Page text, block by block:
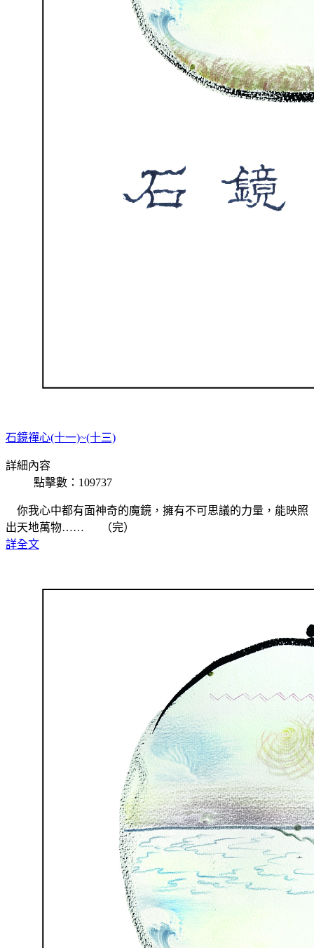
石鏡禪心(十一)~(十三)
詳細內容
點擊數：109737
你我心中都有面神奇的魔鏡，擁有不可思議的力量，能映照
出天地萬物…… （完）
詳全文